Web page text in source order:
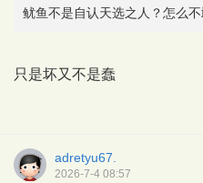
鱿鱼不是自认天选之人？怎么
只是坏又不是蠢
adretyu67.
2026-7-4 08:57